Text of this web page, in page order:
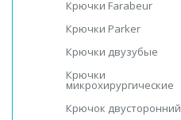
Крючки Farabeur
Крючки Parker
Крючки двузубые
Крючки
микрохирургические
Крючок двусторонний